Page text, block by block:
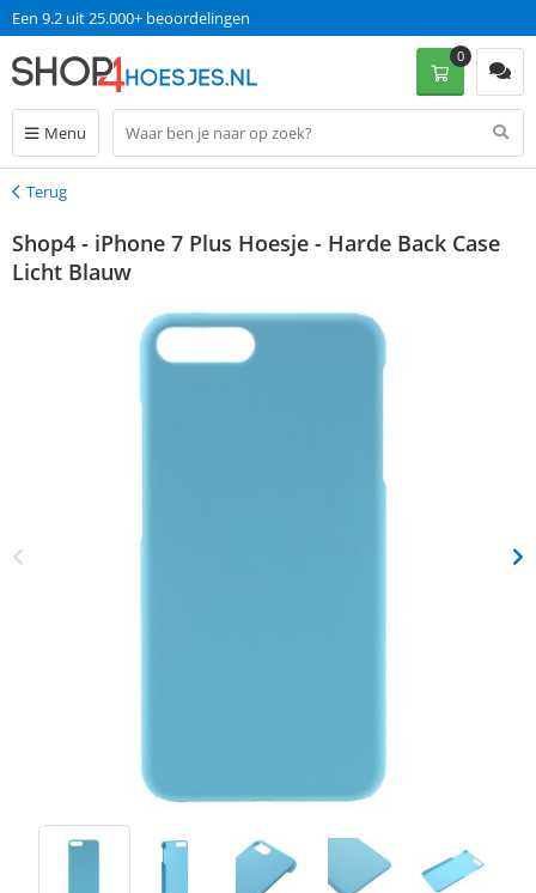
Een 9.2 uit 25.000+ beoordelingen
Menu
0
Terug
Terug
Shop4 - iPhone 7 Plus Hoesje - Harde Back Case
Licht Blauw